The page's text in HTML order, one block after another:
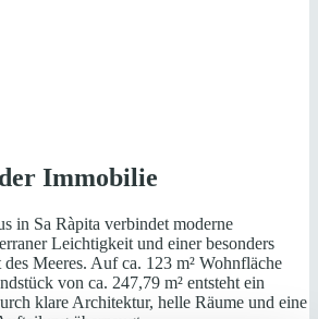
Immobilie
in Sa Ràpita verbindet moderne
Leichtigkeit und einer besonders
Meeres. Auf ca. 123 m² Wohnfläche
von ca. 247,79 m² entsteht ein
klare Architektur, helle Räume und eine